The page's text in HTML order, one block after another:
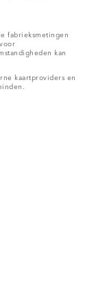
fabrieksmetingen
kan
kaartproviders en